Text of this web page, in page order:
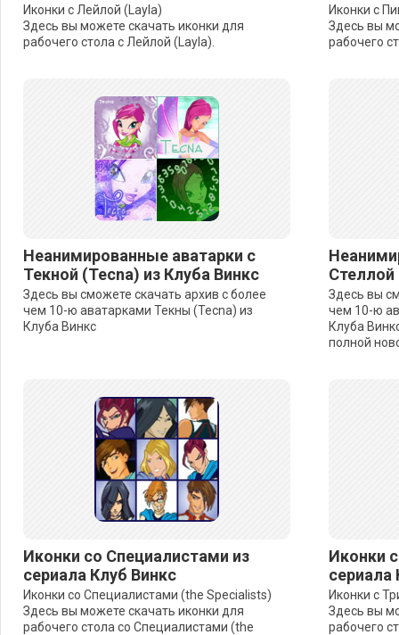
Иконки с Лейлой (Layla)
Здесь вы можете скачать иконки для
рабочего стола с Лейлой (Layla).
Иконки с
Здесь вы
рабочего
Неанимированные аватарки с
Текной (Tecna) из Клуба Винкс
Здесь вы сможете скачать архив с более
чем 10-ю аватарками Текны (Tecna) из
Клуба Винкс
Стеллой
Здесь вы
чем 10-ю
Клуба
полной
Иконки со Специалистами из
сериала Клуб Винкс
Иконки со Специалистами (the Specialists)
Здесь вы можете скачать иконки для
рабочего стола со Специалистами (the
Иконки
сериала
Иконки с
Здесь вы
рабочего